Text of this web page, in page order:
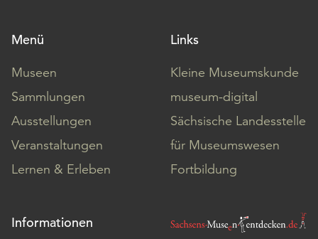
Menü
Museen
Sammlungen
Ausstellungen
Veranstaltungen
Lernen & Erleben
Links
Kleine Museumskunde
museum-digital
Sächsische Landesstelle
für Museumswesen
Fortbildung
Informationen